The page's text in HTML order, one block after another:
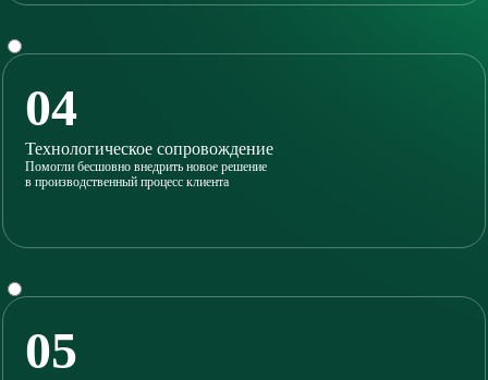
04
Технологическое сопровождение
Помогли бесшовно внедрить новое решение
в производственный процесс клиента
05